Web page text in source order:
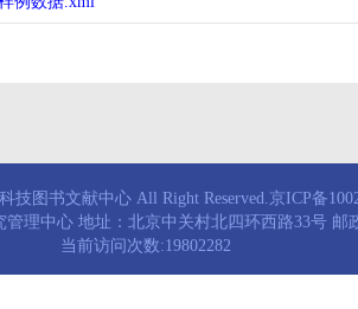
技图书文献中心 All Right Reserved.京ICP备
理中心 地址：北京中关村北四环西路33号 邮
当前访问次数:19802282